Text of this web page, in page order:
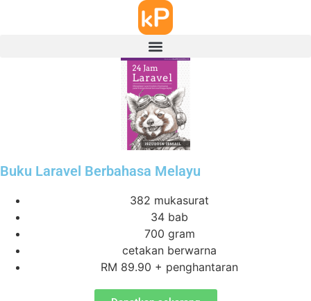
Buku Laravel Berbahasa Melayu
382 mukasurat
34 bab
700 gram
cetakan berwarna
RM 89.90 + penghantaran